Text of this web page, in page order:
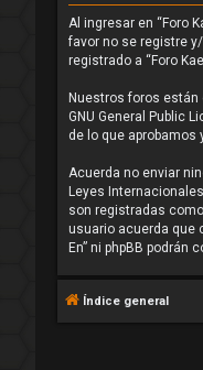
Al ingresar en “Foro
favor no se registre
registrado a “Foro
Nuestros foros están
GNU General Public
de lo que
Acuerda no enviar
Leyes
son registradas
usuario acuerda que
En” ni phpBB
Índice general